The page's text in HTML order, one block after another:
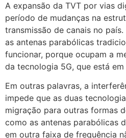
A expansão da TVT por vias
período de mudanças na
transmissão de canais no
as antenas parabólicas
funcionar, porque ocupam a
da tecnologia 5G, que está
Em outras palavras, a
impede que as duas
migração para outras formas
como as antenas parabólicas
em outra faixa de frequência